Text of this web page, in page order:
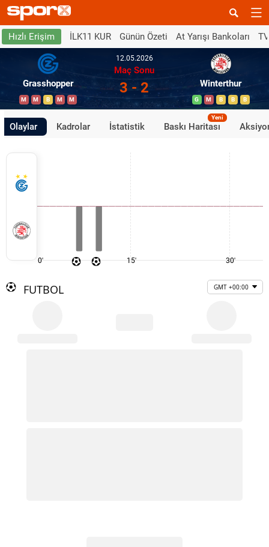
Hızlı Erişim İLK11 KUR Günün Özeti At Yarışı Bankoları
Grasshopper
M M B M M
12.05.2026
Maç Sonu
3 - 2 Winterthur
G M B B B
Olaylar Kadrolar İstatistik Baskı Haritası
Yeni
0' 15' 30'
FUTBOL GMT +00:00